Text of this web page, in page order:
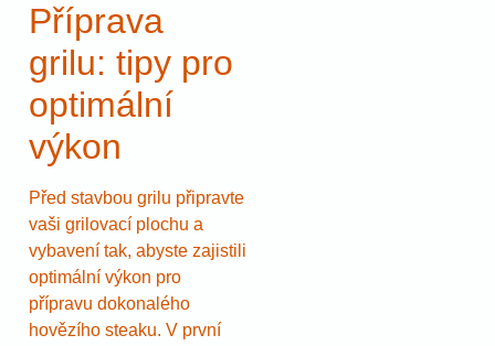
Příprava
grilu: tipy pro
optimální
výkon
Před stavbou grilu připravte
vaši grilovací plochu a
vybavení tak, abyste zajistili
optimální výkon pro
přípravu dokonalého
hovězího steaku. V první